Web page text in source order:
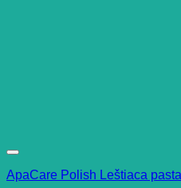
ApaCare Polish Leštiaca